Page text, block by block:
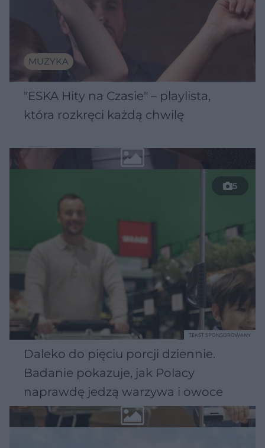
MUZYKA
"ESKA Hity na Czasie" – playlista,
która rozkręci każdą chwilę
5
Daleko do pięciu porcji dziennie.
Badanie pokazuje, jak Polacy
naprawdę jedzą warzywa i owoce
TEKST SPONSOROWANY